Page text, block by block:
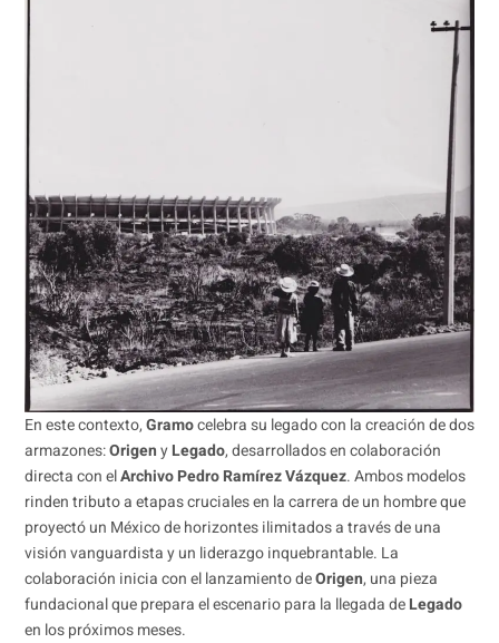
En este contexto,Gramocelebra su legado con la creación de dos
armazones:OrigenyLegado, desarrollados en colaboración
directa con elArchivo Pedro Ramírez Vázquez. Ambos modelos
rinden tributo a etapas cruciales en la carrera de un hombre que
proyectó un México de horizontes ilimitados a través de una
visión vanguardista y un liderazgo inquebrantable. La
colaboración inicia con el lanzamiento deOrigen, una pieza
fundacional que prepara el escenario para la llegada deLegado
en los próximos meses.